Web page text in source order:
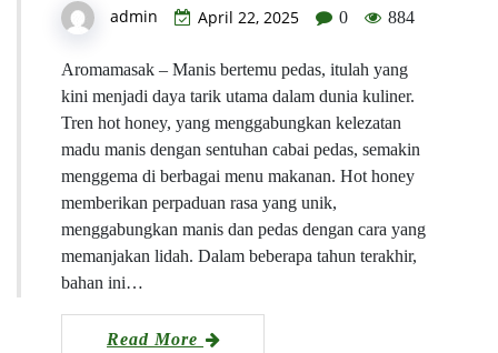
admin April 22, 2025 0 884
Aromamasak – Manis bertemu pedas, itulah yang
kini menjadi daya tarik utama dalam dunia kuliner.
Tren hot honey, yang menggabungkan kelezatan
madu manis dengan sentuhan cabai pedas, semakin
menggema di berbagai menu makanan. Hot honey
memberikan perpaduan rasa yang unik,
menggabungkan manis dan pedas dengan cara yang
memanjakan lidah. Dalam beberapa tahun terakhir,
bahan ini…
Read More